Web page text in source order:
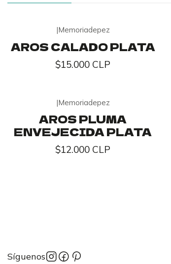
|Memoriadepez
AROS CALADO PLATA
$15.000 CLP
|Memoriadepez
AROS PLUMA
ENVEJECIDA PLATA
$12.000 CLP
Síguenos